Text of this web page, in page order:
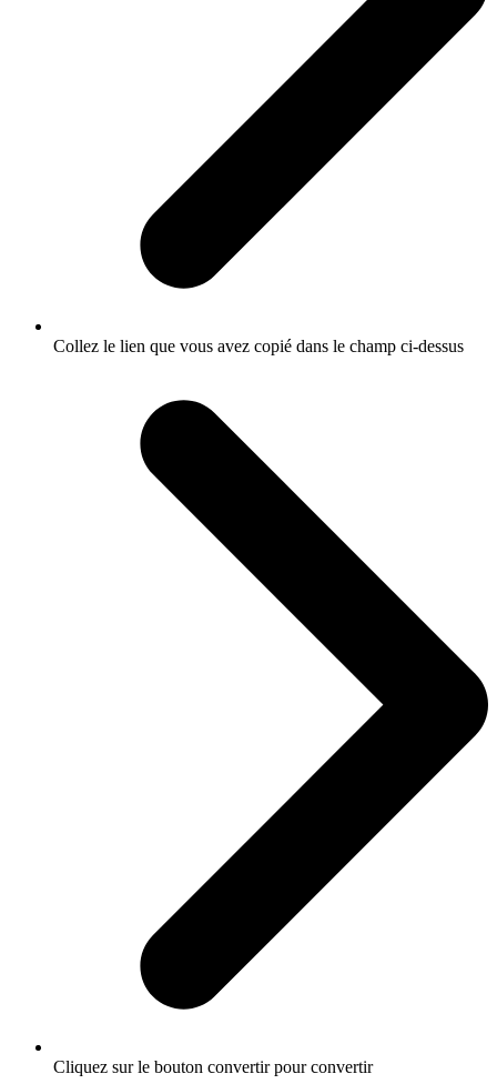
Collez le lien que vous avez copié dans le champ ci-dessus
Cliquez sur le bouton convertir pour convertir